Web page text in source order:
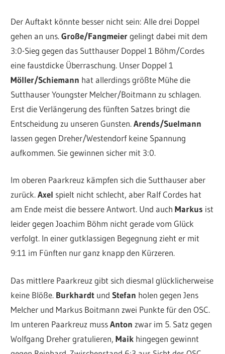
Der Auftakt könnte besser nicht sein: Alle drei Doppel
gehen an uns.Große/Fangmeiergelingt dabei mit dem
3:0-Sieg gegen das Sutthauser Doppel 1 Böhm/Cordes
eine faustdicke Überraschung. Unser Doppel 1
Möller/Schiemann hat allerdings größte Mühe die
Sutthauser Youngster Melcher/Boitmann zu schlagen.
Erst die Verlängerung des fünften Satzes bringt die
Entscheidung zu unseren Gunsten.Arends/Suelmann
lassen gegen Dreher/Westendorf keine Spannung
aufkommen. Sie gewinnen sicher mit 3:0.
Im oberen Paarkreuz kämpfen sich die Sutthauser aber
zurück.Axel spielt nicht schlecht, aber Ralf Cordes hat
am Ende meist die bessere Antwort. Und auchMarkus ist
leider gegen Joachim Böhm nicht gerade vom Glück
verfolgt. In einer gutklassigen Begegnung zieht er mit
9:11 im Fünften nur ganz knapp den Kürzeren.
Das mittlere Paarkreuz gibt sich diesmal glücklicherweise
keine Blöße. Burkhardt undStefan holen gegen Jens
Melcher und Markus Boitmann zwei Punkte für den OSC.
Im unteren Paarkreuz mussAnton zwar im 5. Satz gegen
Wolfgang Dreher gratulieren,Maik hingegen gewinnt